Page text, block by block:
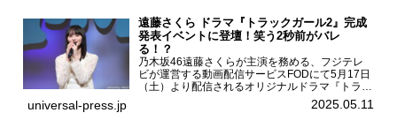
遠藤さくら ドラマ『トラックガール2』完成
発表イベントに登壇！笑う2秒前がバレ
る！？
乃木坂46遠藤さくらが主演を務める、フジテレ
ビが運営する動画配信サービスFODにて5月17日
（土）より配信されるオリジナルドラマ『トラッ
クガール2』の完成発表イベントが５月10日
（土）都内で開催された。FODドラマ『トラック
universal-press.jp 2025.05.11